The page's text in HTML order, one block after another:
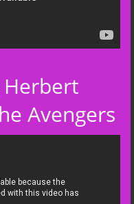
Herbert
Avengers